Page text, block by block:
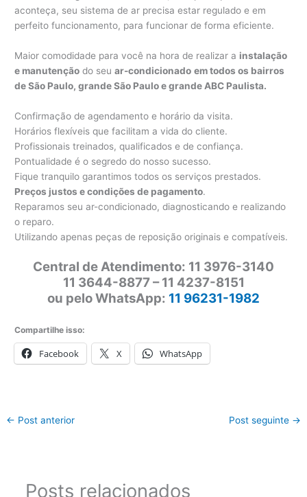
aconteça, seu sistema de ar precisa estar regulado e em
perfeito funcionamento, para funcionar de forma eficiente.
Maior comodidade para você na hora de realizar a instalação
e manutenção do seuar-condicionado em todos os bairros
de São Paulo, grande São Paulo e grande ABC Paulista.
Confirmação de agendamento e horário da visita.
Horários flexíveis que facilitam a vida do cliente.
Profissionais treinados, qualificados e de confiança.
Pontualidade é o segredo do nosso sucesso.
Fique tranquilo garantimos todos os serviços prestados.
Preços justos e condições de pagamento.
Reparamos seu ar-condicionado, diagnosticando e realizando
o reparo.
Utilizando apenas peças de reposição originais e compatíveis.
Central de Atendimento: 11 3976-3140
11 3644-8877 – 11 4237-8151
ou pelo WhatsApp: 11 96231-1982
Compartilhe isso:
Facebook X WhatsApp
← Post anterior Post seguinte →
Posts relacionados